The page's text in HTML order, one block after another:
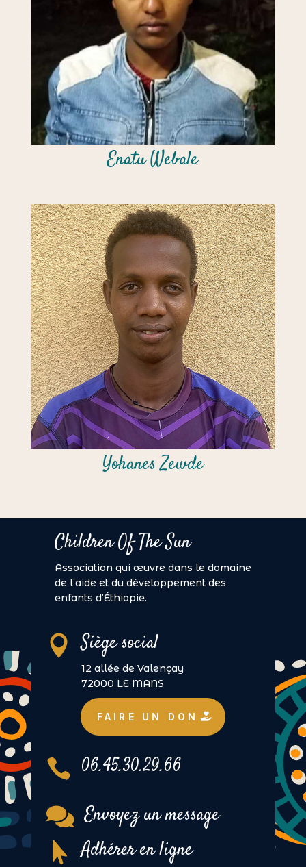
Enatu Webale
Yohanes Zewde
Children Of The Sun
Association qui œuvre dans le domaine
de l’aide et du développement des
enfants d’Éthiopie.
 Siège social
12 allée de Valençay
72000 LE MANS
FAIRE UN DON
 06.45.30.29.66
 Envoyez un message
 Adhérer en ligne